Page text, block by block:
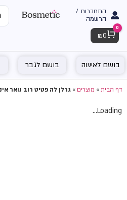
התחברות /
הרשמה
Cart
0
₪ 0
בושם לאישה בושם לגבר
דף הבית»מוצרים»גרלן לה פטיט רוב נואר
Loading...